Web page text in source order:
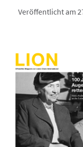
Veröffentlicht am